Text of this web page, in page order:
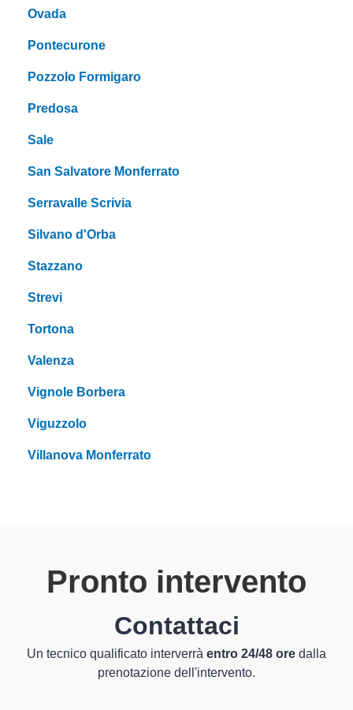
Ovada
Pontecurone
Pozzolo Formigaro
Predosa
Sale
San Salvatore Monferrato
Serravalle Scrivia
Silvano d'Orba
Stazzano
Strevi
Tortona
Valenza
Vignole Borbera
Viguzzolo
Villanova Monferrato
Pronto intervento
Contattaci
Un tecnico qualificato interverrà entro 24/48 ore dalla
prenotazione dell'intervento.